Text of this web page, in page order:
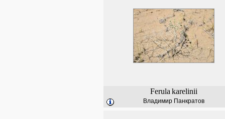
Ferula karelinii
Владимир Панкратов